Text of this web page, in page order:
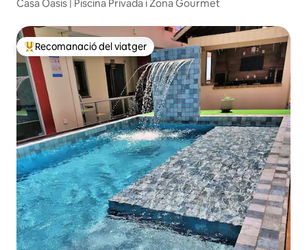
Casa Oasis | Piscina Privada i Zona Gourmet
Principals recomanacions dels viatgers
Recomanació del viatger